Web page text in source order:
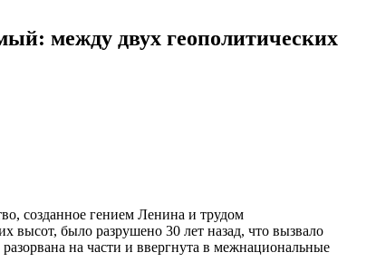
между двух геополитических
созданное гением Ленина и трудом
высот, было разрушено 30 лет назад, что вызвало
на части и ввергнута в межнациональные